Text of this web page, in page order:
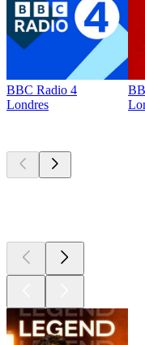
BBC Radio 4
Londres